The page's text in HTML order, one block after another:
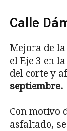
Calle
Mejora de
el Eje 3 en
del corte y
septiembre.
Con motivo
asfaltado,